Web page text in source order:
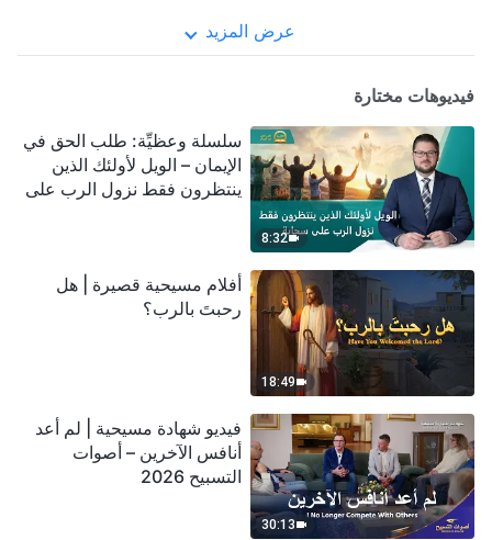
عرض المزيد
فيديوهات مختارة
8:32
سلسلة وعظيِّة: طلب الحق في
الإيمان – الويل لأولئك الذين
ينتظرون فقط نزول الرب على
18:49
أفلام مسيحية قصيرة | هل
رحبتَ بالرب؟
30:13
فيديو شهادة مسيحية | لم أعد
أنافس الآخرين – أصوات
التسبيح 2026